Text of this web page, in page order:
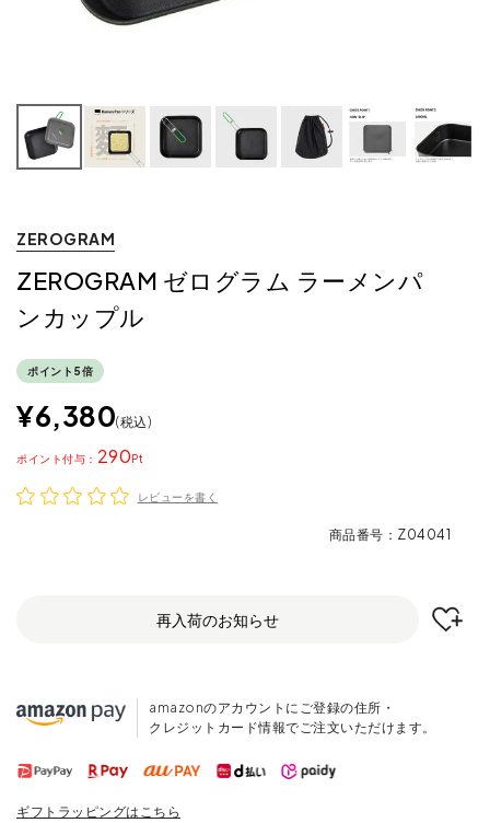
ZEROGRAM
ZEROGRAM ゼログラム ラーメンパ
ンカップル
ポイント5倍
¥6,380 税込
290
ポイント
レビューを書く
商品番号 Z04041
再入荷のお知らせ
amazonのアカウントにご登録の住所・
クレジットカード情報でご注文いただけます。
ギフトラッピングはこちら